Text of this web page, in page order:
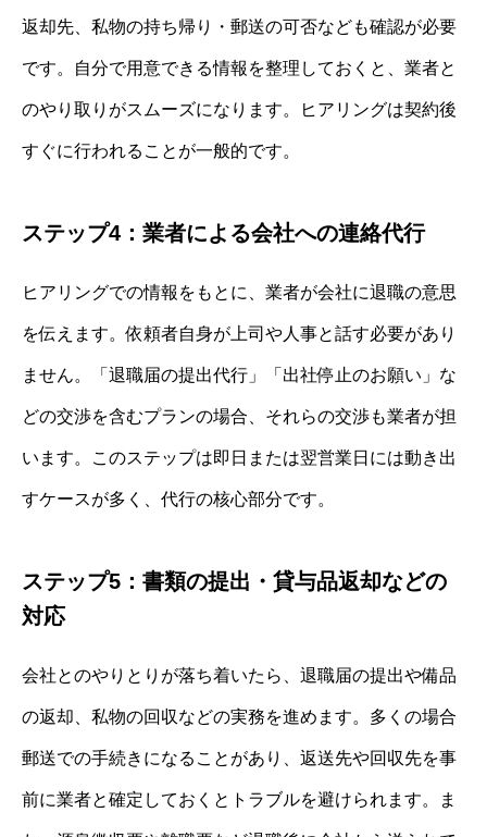
返却先、私物の持ち帰り・郵送の可否なども確認が必要
です。自分で用意できる情報を整理しておくと、業者と
のやり取りがスムーズになります。ヒアリングは契約後
すぐに行われることが一般的です。
ステップ4：業者による会社への連絡代行
ヒアリングでの情報をもとに、業者が会社に退職の意思
を伝えます。依頼者自身が上司や人事と話す必要があり
ません。「退職届の提出代行」「出社停止のお願い」な
どの交渉を含むプランの場合、それらの交渉も業者が担
います。このステップは即日または翌営業日には動き出
すケースが多く、代行の核心部分です。
ステップ5：書類の提出・貸与品返却などの
対応
会社とのやりとりが落ち着いたら、退職届の提出や備品
の返却、私物の回収などの実務を進めます。多くの場合
郵送での手続きになることがあり、返送先や回収先を事
前に業者と確定しておくとトラブルを避けられます。ま